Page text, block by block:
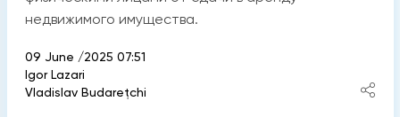
недвижимого имущества.
09 June /2025 07:51
Igor Lazari
Vladislav Budarețchi